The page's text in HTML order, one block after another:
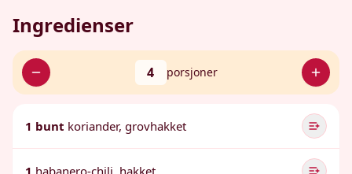
Ingredienser
4 porsjoner
1 bunt koriander, grovhakket
1 habanero-chili, hakket